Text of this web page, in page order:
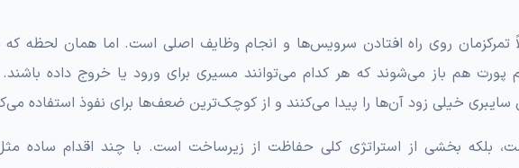
تمرکزمان روی راه افتادن سرویس‌ها و انجام وظایف اصلی است. اما همان لحظه که
پورت هم باز می‌شوند که هر کدام می‌توانند مسیری برای ورود یا خروج داده باشند.
سایبری خیلی زود آن‌ها را پیدا می‌کنند و از کوچک‌ترین ضعف‌ها برای نفوذ استفاده
بلکه بخشی از استراتژی کلی حفاظت از زیرساخت است. با چند اقدام ساده